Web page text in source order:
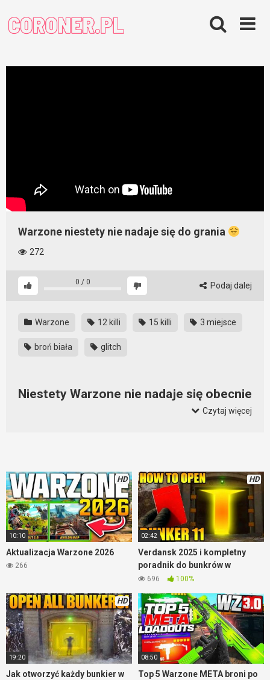
content
Warzone niestety nie nadaje się do grania
272
0 / 0 Podaj dalej
Warzone 12 killi 15 killi 3 miejsce
broń biała glitch
Niestety Warzone nie nadaje się obecnie
znajdą. Ale problem jest wtedy, kiedy z gry odchodzą
najbardziej zaawansowani gracze i youtuberzy. Na razie
robią sobie przerwę, ciekawe na jak długo. Jeśli w ostatnim
kręgu na jednego uczciwego gracza przypada kilku oszustów,
to odechciewa się grać. Serio.
Czytaj więcej
HD
10:10
Aktualizacja Warzone 2026
266
HD
02:42
Verdansk 2025 i kompletny
poradnik do bunkrów w
Warzone
696 100%
HD
19:20
Jak otworzyć każdy bunkier w
08:50
Top 5 Warzone META broni po